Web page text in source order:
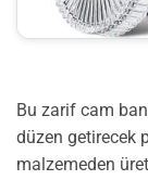
Bu zarif cam
düzen getirecek
malzemeden